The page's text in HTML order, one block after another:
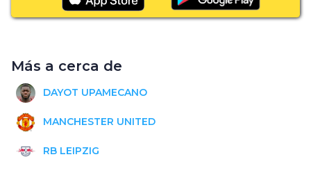
Más a cerca de
DAYOT UPAMECANO
MANCHESTER UNITED
RB LEIPZIG